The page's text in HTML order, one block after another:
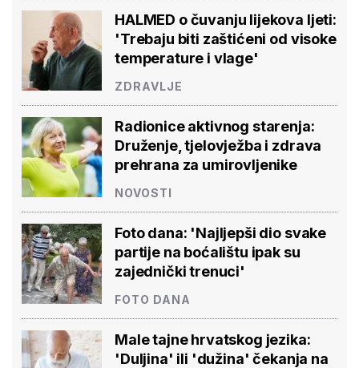
HALMED o čuvanju lijekova ljeti:
'Trebaju biti zaštićeni od visoke
temperature i vlage'
ZDRAVLJE
Radionice aktivnog starenja:
Druženje, tjelovježba i zdrava
prehrana za umirovljenike
NOVOSTI
Foto dana: 'Najljepši dio svake
partije na boćalištu ipak su
zajednički trenuci'
FOTO DANA
Male tajne hrvatskog jezika:
'Duljina' ili 'dužina' čekanja na